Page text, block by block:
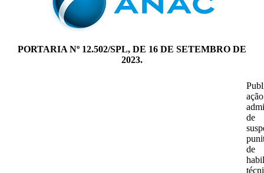
PORTARIA Nº 12.502/SPL, DE 16 DE SETEMBRO DE
2023.
ação
de
de